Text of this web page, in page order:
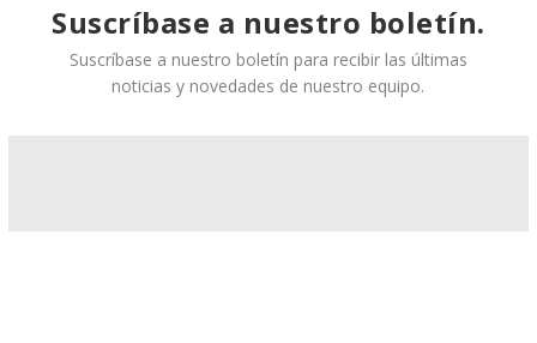
Suscríbase a nuestro boletín.
Suscríbase a nuestro boletín para recibir las últimas
noticias y novedades de nuestro equipo.